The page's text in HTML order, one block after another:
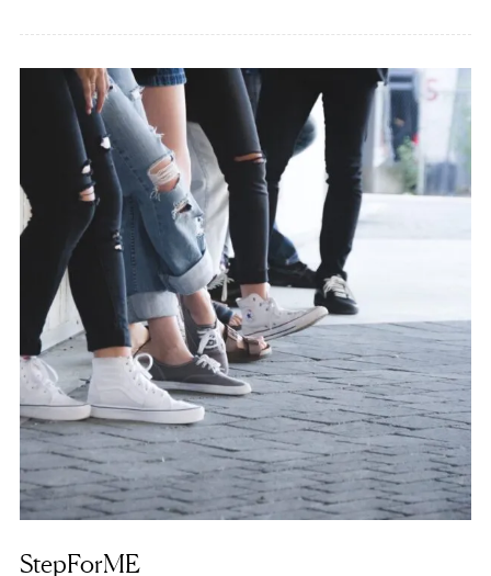
StepForME